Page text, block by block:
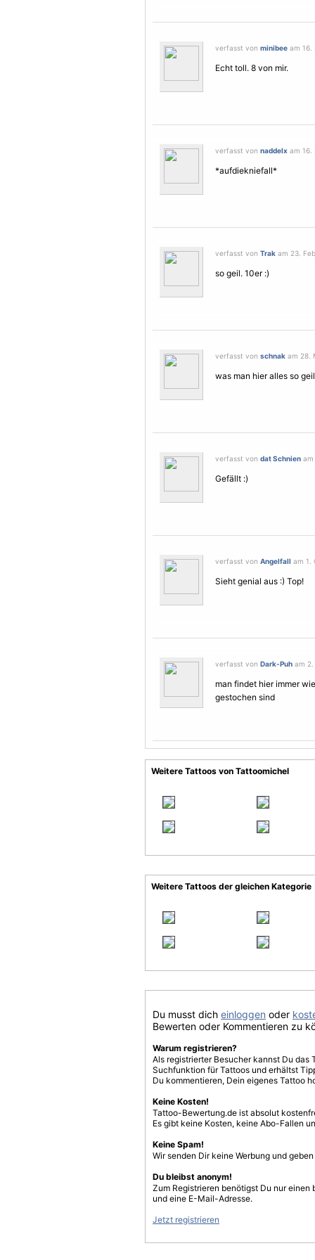
verfasst von minibee am 16.
Echt toll. 8 von mir.
verfasst von naddelx am 16.
*aufdiekniefall*
verfasst von Trak am 23.
so geil. 10er :)
verfasst von schnak am 28.
was man hier alles so
verfasst von dat Schnien am
Gefällt :)
verfasst von Angelfall am 1.
Sieht genial aus :) Top!
verfasst von Dark-Puh am
man findet hier immer
gestochen sind
Weitere Tattoos von Tattoomichel
Weitere Tattoos der gleichen Kategorie
Du musst dich einloggen oder
Bewerten oder Kommentieren zu
Warum registrieren?
Als registrierter Besucher kannst Du
Suchfunktion für Tattoos und erhältst
Du kommentieren, Dein eigenes Tattoo
Keine Kosten!
Tattoo-Bewertung.de ist absolut
Es gibt keine Kosten, keine Abo-Fallen
Keine Spam!
Wir senden Dir keine Werbung und
Du bleibst anonym!
Zum Registrieren benötigst Du nur einen
und eine E-Mail-Adresse.
Jetzt registrieren